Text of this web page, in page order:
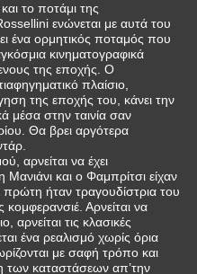
το ποτάμι της
ενώνεται με αυτά του
ένα ορμητικός ποταμός που
κινηματογραφικά
της εποχής. Ο
πλαίσιο,
της εποχής του, κάνει την
μέσα στην ταινία σαν
Θα βρει αργότερα
αρνείται να έχει
και ο Φαμπρίτσι είχαν
πρώτη ήταν τραγουδίστρια του
κομφερανσιέ. Αρνείται να
αρνείται τις κλασικές
ένα ρεαλισμό χωρίς όρια
με σαφή τρόπο και
των καταστάσεων απ’την